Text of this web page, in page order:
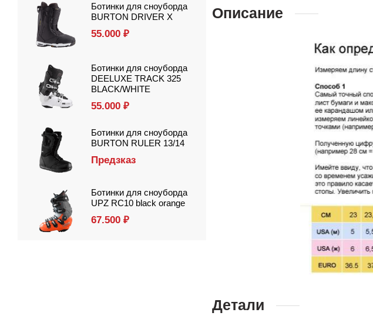
Описание
Детали
Ботинки для сноуборда
BURTON DRIVER X
55.000 ₽
Ботинки для сноуборда
DEELUXE TRACK 325
BLACK/WHITE
55.000 ₽
Ботинки для сноуборда
BURTON RULER 13/14
Предзказ
Ботинки для сноуборда
UPZ RC10 black orange
67.500 ₽